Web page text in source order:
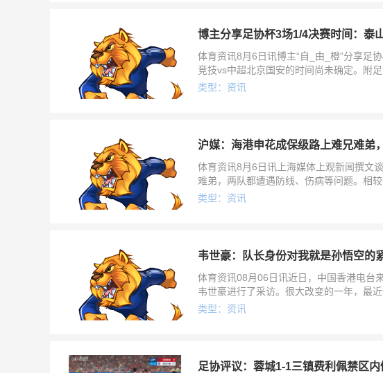
博主分享足协杯3场1/4决赛时间：泰
体育资讯8月6日讯博主“自_由_橙”分享足
竞技vs中超北京国安的时间尚未确定。附
花大连梭鱼湾足
类型：资讯
沪媒：海港申花成保级路上难兄难弟
体育资讯8月6日讯上海媒体上观新闻撰文
难弟，两队都遭遇防线、伤病等问题。相
海港出战20轮后同样仅收获1
类型：资讯
韦世豪：队长身份对我就是孙悟空的
体育资讯08月06日讯近日，中国香港电台
韦世豪进行了采访。很大改变的一年，最
味着什么？韦世豪：对我来说就是孙悟
类型：资讯
足协评议：蓉城1-1三镇费利佩禁区